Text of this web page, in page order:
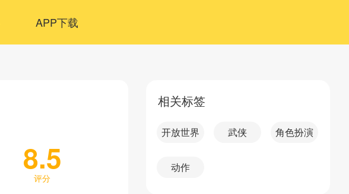
APP下载
8.5
评分
相关标签
开放世界 武侠 角色扮演
动作